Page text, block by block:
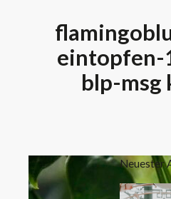
eintopfen-
blp-msg
Neuester